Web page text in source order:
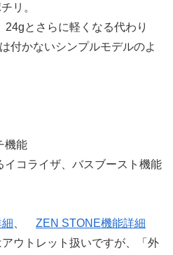
リ。
24gとさらに軽くなる代わり
付かないシンプルモデルのよ
機能
イコライザ、バスブースト機能
ZEN STONE機能詳細
ウトレット扱いですが、「外